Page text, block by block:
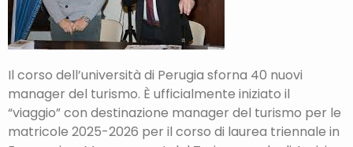
Il corso dell’università di Perugia sforna 40 nuovi
manager del turismo. È ufficialmente iniziato il
“viaggio” con destinazione manager del turismo per le
matricole 2025-2026 per il corso di laurea triennale in